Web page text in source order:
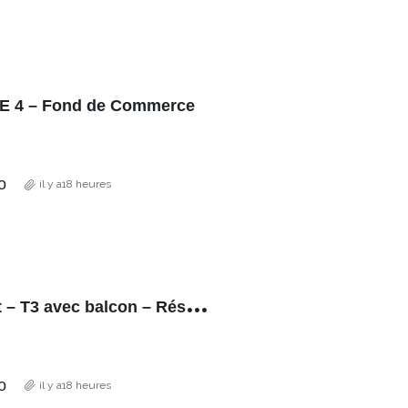
4 – Fond de Commerce
il y a18 heures
G
rand Clément – T3 avec balcon – Résidence de 2013
il y a18 heures